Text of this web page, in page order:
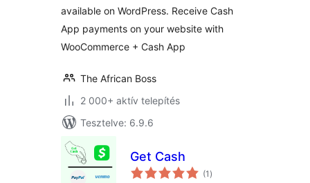
available on WordPress. Receive Cash
App payments on your website with
WooCommerce + Cash App
The African Boss
2 000+ aktív telepítés
Tesztelve: 6.9.6
Get Cash
(1 értékelés
összesen
)